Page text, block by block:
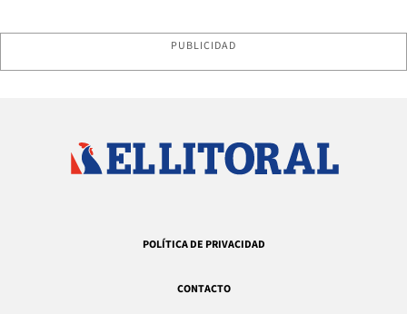
PUBLICIDAD
POLÍTICA DE PRIVACIDAD
CONTACTO